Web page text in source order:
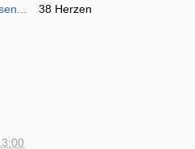
38 Herzen